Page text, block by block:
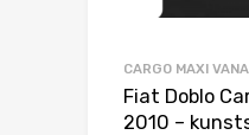
CARGO MAXI
Fiat Doblo
2010 –